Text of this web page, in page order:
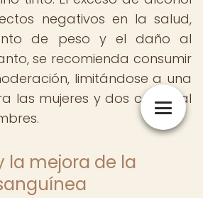
negativos en la salud,
de peso y el daño al
se recomienda consumir
limitándose a una
las mujeres y dos copas al
la mejora de la